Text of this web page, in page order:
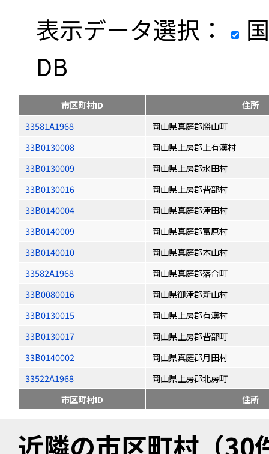
表示データ選択：
DB
市区町村ID
住所
33581A1968
岡山県真庭郡勝山町
33B0130008
岡山県上房郡上有漢村
33B0130009
岡山県上房郡水田村
33B0130016
岡山県上房郡呰部村
33B0140004
岡山県真庭郡津田村
33B0140009
岡山県真庭郡富原村
33B0140010
岡山県真庭郡木山村
33582A1968
岡山県真庭郡落合町
33B0080016
岡山県御津郡新山村
33B0130015
岡山県上房郡有漢村
33B0130017
岡山県上房郡呰部町
33B0140002
岡山県真庭郡月田村
33522A1968
岡山県上房郡北房町
市区町村ID
住所
近隣の市区町村（30